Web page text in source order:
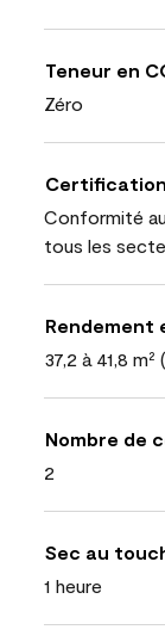
Teneur en
Zéro
Conformité
tous les
Rendement
37,2 à 41,8
Nombre de
2
Sec au
1 heure